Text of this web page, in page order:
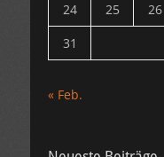
24
25 26
31
« Feb.